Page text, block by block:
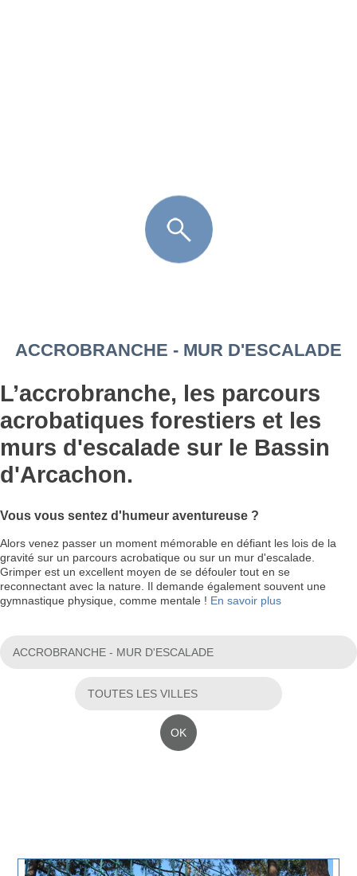
ACCROBRANCHE - MUR D'ESCALADE
L’accrobranche, les parcours
acrobatiques forestiers et les
murs d'escalade sur le Bassin
d'Arcachon.
Vous vous sentez d'humeur aventureuse ?
Alors venez passer un moment mémorable en défiant les lois de la
gravité sur un parcours acrobatique ou sur un mur d'escalade.
Grimper est un excellent moyen de se défouler tout en se
reconnectant avec la nature. Il demande également souvent une
gymnastique physique, comme mentale ! En savoir plus
OK